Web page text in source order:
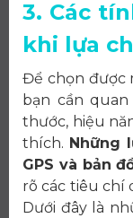
3. Các
khi lựa
Để chọn được
bạn cần
thước, hiệu
thích. Những
GPS và bản
rõ các tiêu chí
Dưới đây là